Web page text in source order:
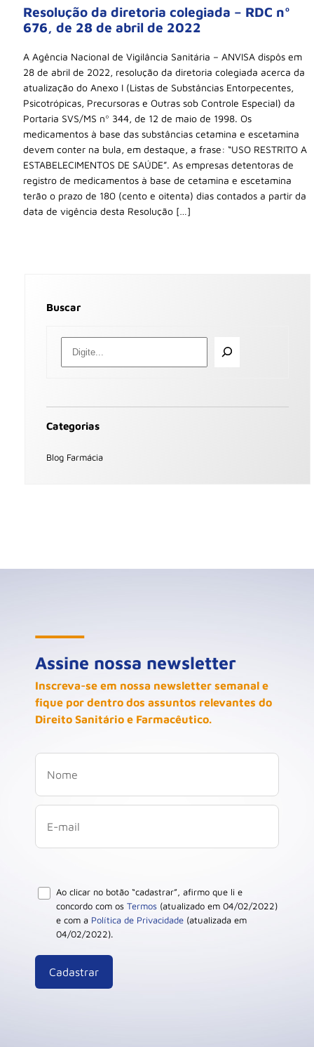
Resolução da diretoria colegiada – RDC nº
676, de 28 de abril de 2022
A Agência Nacional de Vigilância Sanitária – ANVISA dispôs em
28 de abril de 2022, resolução da diretoria colegiada acerca da
atualização do Anexo I (Listas de Substâncias Entorpecentes,
Psicotrópicas, Precursoras e Outras sob Controle Especial) da
Portaria SVS/MS nº 344, de 12 de maio de 1998. Os
medicamentos à base das substâncias cetamina e escetamina
devem conter na bula, em destaque, a frase: “USO RESTRITO A
ESTABELECIMENTOS DE SAÚDE”. As empresas detentoras de
registro de medicamentos à base de cetamina e escetamina
terão o prazo de 180 (cento e oitenta) dias contados a partir da
data de vigência desta Resolução […]
Buscar
Categorias
Blog Farmácia
Assine nossa newsletter
Inscreva-se em nossa newsletter semanal e
fique por dentro dos assuntos relevantes do
Direito Sanitário e Farmacêutico.
Ao clicar no botão “cadastrar”, afirmo que li e
concordo com os Termos (atualizado em 04/02/2022)
e com a Política de Privacidade (atualizada em
04/02/2022).